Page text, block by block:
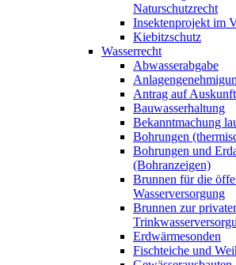
Naturschutzrecht
Insektenprojekt im
Kiebitzschutz
Wasserrecht
Abwasserabgabe
Antrag auf
Bauwasserhaltung
Bekanntmachung
Bohrungen
Bohrungen und
(Bohranzeigen)
Brunnen für die
Wasserversorgung
Brunnen zur
Erdwärmesonden
Fischteiche und